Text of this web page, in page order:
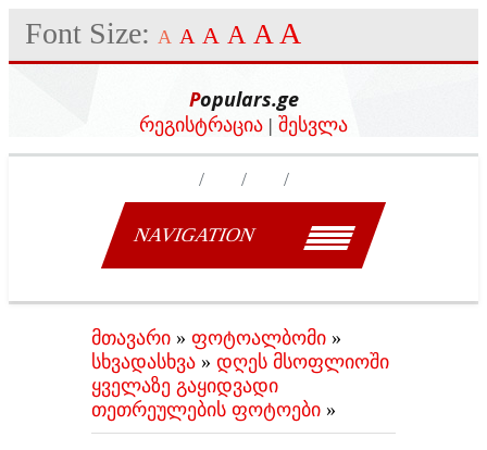
Font Size: A A A A A A
Populars.ge
რეგისტრაცია | შესვლა
NAVIGATION
მთავარი » ფოტოალბომი »
სხვადასხვა » დღეს მსოფლიოში
ყველაზე გაყიდვადი
თეთრეულების ფოტოები »